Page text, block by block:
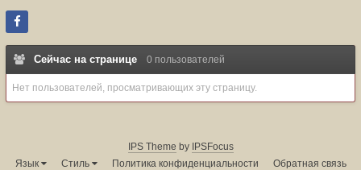
Сейчас на странице 0 пользователей
Нет пользователей, просматривающих эту страницу.
IPS Theme by IPSFocus
Язык
Стиль Политика конфиденциальности Обратная связь